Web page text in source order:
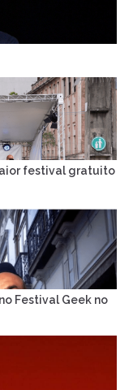
festival gratuito
Festival Geek no